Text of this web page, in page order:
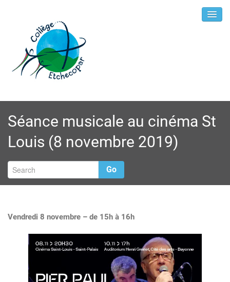
Séance musicale au cinéma St
Louis (8 novembre 2019)
Go
Vendredi 8 novembre – de 15h à 16h